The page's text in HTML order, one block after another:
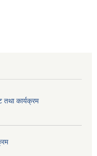
तथा कार्यक्रम